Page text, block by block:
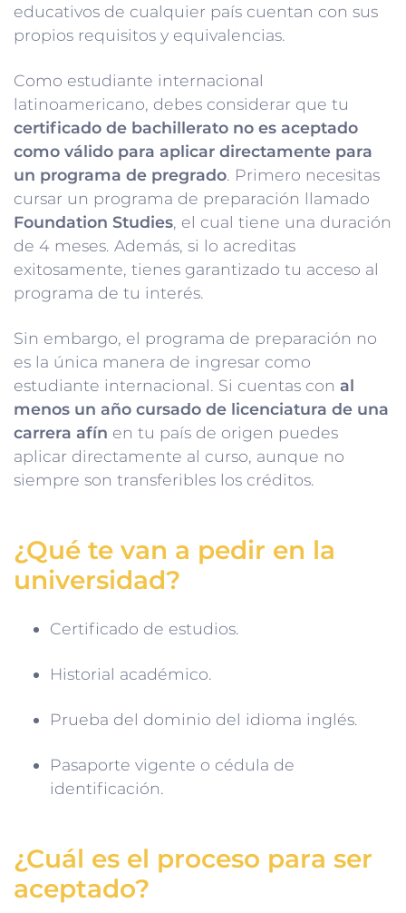
educativos de cualquier país cuentan con sus
propios requisitos y equivalencias.
Como estudiante internacional
latinoamericano, debes considerar que tu
certificado de bachillerato no es aceptado
como válido para aplicar directamente para
un programa de pregrado. Primero necesitas
cursar un programa de preparación llamado
Foundation Studies, el cual tiene una duración
de 4 meses. Además, si lo acreditas
exitosamente, tienes garantizado tu acceso al
programa de tu interés.
Sin embargo, el programa de preparación no
es la única manera de ingresar como
estudiante internacional. Si cuentas con al
menos un año cursado de licenciatura de una
carrera afín en tu país de origen puedes
aplicar directamente al curso, aunque no
siempre son transferibles los créditos.
¿Qué te van a pedir en la
universidad?
Certificado de estudios.
Historial académico.
Prueba del dominio del idioma inglés.
Pasaporte vigente o cédula de
identificación.
¿Cuál es el proceso para ser
aceptado?